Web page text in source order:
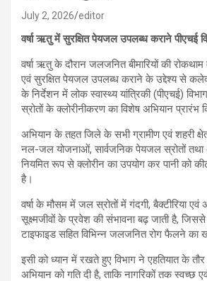
July 2, 2026 editor
वर्षा ऋतु में सुरक्षित पेयजल उपलब्ध कराने पीएचई
वर्षा ऋतु के दौरान जलजनित बीमारियों की रोकथाम
एवं सुरक्षित पेयजल उपलब्ध कराने के उद्देश्य से
के निर्देशन में लोक स्वास्थ्य यांत्रिकी (पीएचई)
स्रोतों के क्लोरीनीकरण का विशेष अभियान प्रारंभ
अभियान के तहत जिले के सभी ग्रामीण एवं शहरी
नल-जल योजनाओं, सार्वजनिक पेयजल स्रोतों
नियमित रूप से क्लोरीन का उपयोग कर पानी को
है।
वर्षा के मौसम में जल स्रोतों में गंदगी, बैक्टीरिया एवं
सूक्ष्मजीवों के प्रवेश की संभावना बढ़ जाती है, जिससे
टाइफाइड सहित विभिन्न जलजनित रोग फैलने का
इसी को ध्यान में रखते हुए विभाग ने एहतियात के
अभियान को गति दी है, ताकि नागरिकों तक स्वच्छ